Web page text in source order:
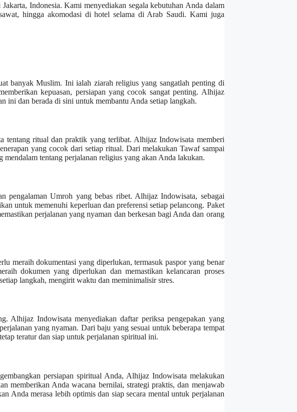
Indonesia. Kami menyediakan segala kebutuhan Anda dalam
hingga akomodasi di hotel selama di Arab Saudi. Kami juga
banyak Muslim. Ini ialah ziarah religius yang sangatlah penting di
kepuasan, persiapan yang cocok sangat penting. Alhijaz
ini dan berada di sini untuk membantu Anda setiap langkah.
ritual dan praktik yang terlibat. Alhijaz Indowisata memberi
yang cocok dari setiap ritual. Dari melakukan Tawaf sampai
tentang perjalanan religius yang akan Anda lakukan.
pengalaman Umroh yang bebas ribet. Alhijaz Indowisata, sebagai
untuk memenuhi keperluan dan preferensi setiap pelancong. Paket
perjalanan yang nyaman dan berkesan bagi Anda dan orang
meraih dokumentasi yang diperlukan, termasuk paspor yang benar
dokumen yang diperlukan dan memastikan kelancaran proses
langkah, mengirit waktu dan meminimalisir stres.
Alhijaz Indowisata menyediakan daftar periksa pengepakan yang
yang nyaman. Dari baju yang sesuai untuk beberapa tempat
teratur dan siap untuk perjalanan spiritual ini.
persiapan spiritual Anda, Alhijaz Indowisata melakukan
memberikan Anda wacana bernilai, strategi praktis, dan menjawab
Anda merasa lebih optimis dan siap secara mental untuk perjalanan